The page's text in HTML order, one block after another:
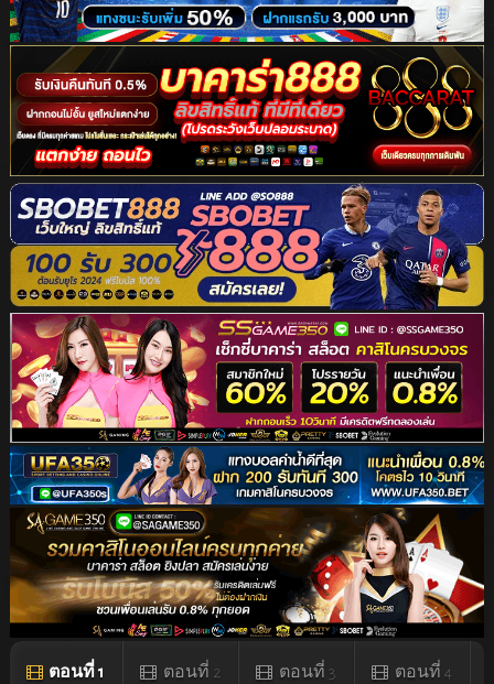
ตอนที่ 1 ตอนที่ 2 ตอนที่ 3 ตอนที่ 4